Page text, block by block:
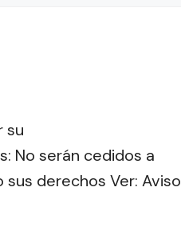
su
No serán cedidos a
derechos Ver: Aviso